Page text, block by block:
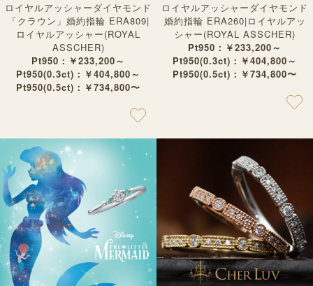
ロイヤルアッシャーダイヤモンド
「クラウン」婚約指輪 ERA809|
ロイヤルアッシャー(ROYAL
ASSCHER)
Pt950：￥233,200～
Pt950(0.3ct)：￥404,800～
Pt950(0.5ct)：￥734,800〜
ロイヤルアッシャーダイヤモンド
婚約指輪 ERA260|ロイヤルアッ
シャー(ROYAL ASSCHER)
Pt950：￥233,200～
Pt950(0.3ct)：￥404,800～
Pt950(0.5ct)：￥734,800〜